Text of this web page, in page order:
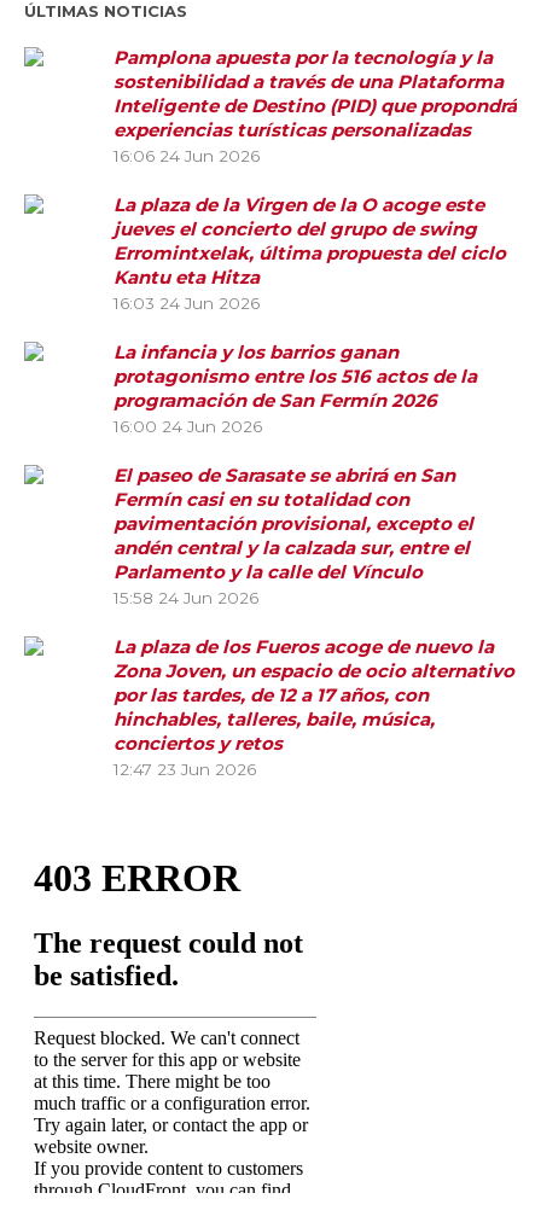
ÚLTIMAS NOTICIAS
Pamplona apuesta por la tecnología y la
sostenibilidad a través de una Plataforma
Inteligente de Destino (PID) que propondrá
experiencias turísticas personalizadas
16:06 24 Jun 2026
La plaza de la Virgen de la O acoge este
jueves el concierto del grupo de swing
Erromintxelak, última propuesta del ciclo
Kantu eta Hitza
16:03 24 Jun 2026
La infancia y los barrios ganan
protagonismo entre los 516 actos de la
programación de San Fermín 2026
16:00 24 Jun 2026
El paseo de Sarasate se abrirá en San
Fermín casi en su totalidad con
pavimentación provisional, excepto el
andén central y la calzada sur, entre el
Parlamento y la calle del Vínculo
15:58 24 Jun 2026
La plaza de los Fueros acoge de nuevo la
Zona Joven, un espacio de ocio alternativo
por las tardes, de 12 a 17 años, con
hinchables, talleres, baile, música,
conciertos y retos
12:47 23 Jun 2026